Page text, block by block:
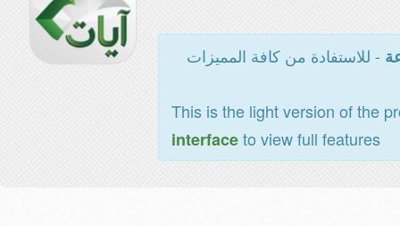
- للاستفادة من كافة المميزات
This is the light version of the
interfaceto view full features